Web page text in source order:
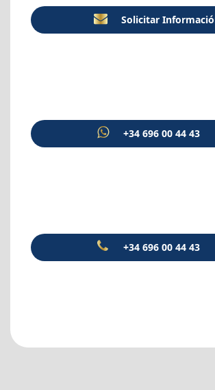
Solicitar
+34 696 00 44 43
+34 696 00 44 43